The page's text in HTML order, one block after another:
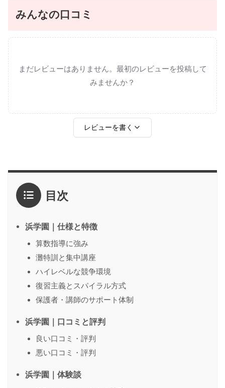
みんなの口コミ
まだレビューはありません。最初のレビューを投稿して
みませんか？
レビューを書く
4点
3点
2点
1点
感想 * 目次
浜学園｜仕様と特徴
算数指導に強み
灘特訓と集中講座
ハイレベルな競争環境
復習主義とスパイラル方式
保護者・講師のサポート体制
浜学園｜口コミと評判
良い口コミ・評判
悪い口コミ・評判
浜学園｜体験談